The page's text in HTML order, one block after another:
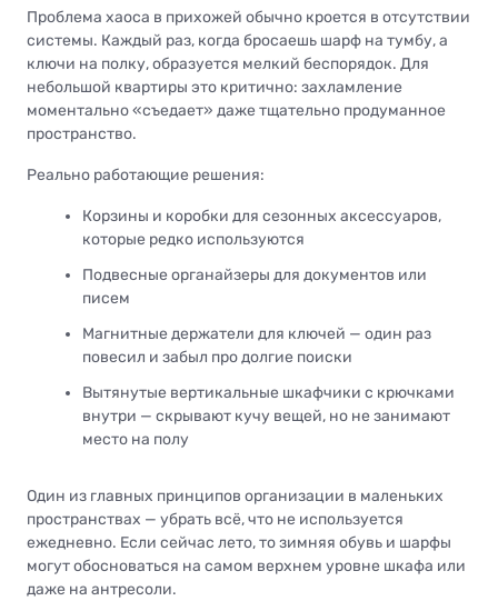
Проблема хаоса в прихожей обычно кроется в отсутствии
системы. Каждый раз, когда бросаешь шарф на тумбу, а
ключи на полку, образуется мелкий беспорядок. Для
небольшой квартиры это критично: захламление
моментально «съедает» даже тщательно продуманное
пространство.
Реально работающие решения:
Корзины и коробки для сезонных аксессуаров,
которые редко используются
Подвесные органайзеры для документов или
писем
Магнитные держатели для ключей — один раз
повесил и забыл про долгие поиски
Вытянутые вертикальные шкафчики с крючками
внутри — скрывают кучу вещей, но не занимают
место на полу
Один из главных принципов организации в маленьких
пространствах — убрать всё, что не используется
ежедневно. Если сейчас лето, то зимняя обувь и шарфы
могут обосноваться на самом верхнем уровне шкафа или
даже на антресоли.